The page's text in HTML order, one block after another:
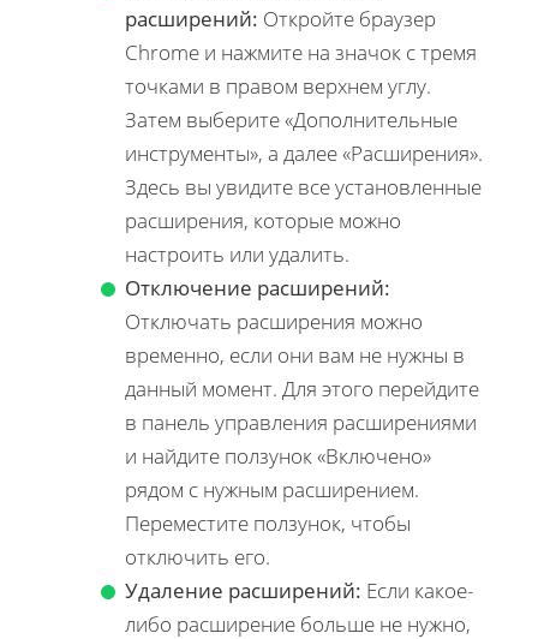
расширений: Откройте браузер
Chrome и нажмите на значок с тремя
точками в правом верхнем углу.
Затем выберите «Дополнительные
инструменты», а далее «Расширения».
Здесь вы увидите все установленные
расширения, которые можно
настроить или удалить.
Отключение расширений:
Отключать расширения можно
временно, если они вам не нужны в
данный момент. Для этого перейдите
в панель управления расширениями
и найдите ползунок «Включено»
рядом с нужным расширением.
Переместите ползунок, чтобы
отключить его.
Удаление расширений: Если какое-
либо расширение больше не нужно,